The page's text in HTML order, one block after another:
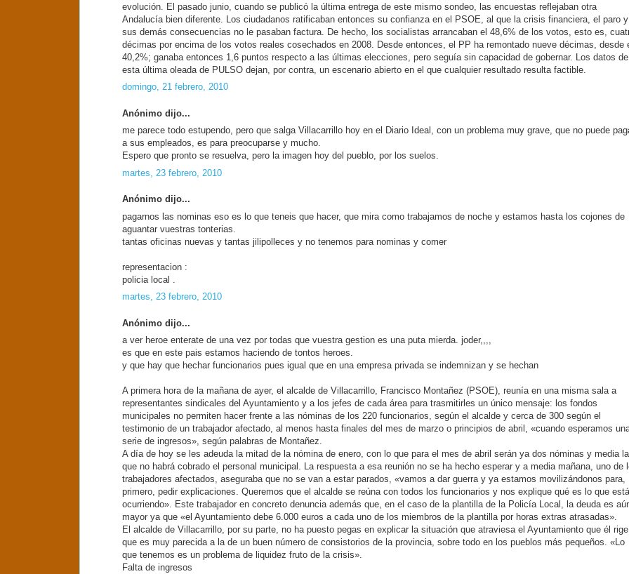
evolución. El pasado junio, cuando se publicó la última entrega de este mismo sondeo, las encuestas reflejaban otra
Andalucía bien diferente. Los ciudadanos ratificaban entonces su confianza en el PSOE, al que la crisis financiera, el paro y
sus demás consecuencias no le pasaban factura. De hecho, los socialistas arrancaban el 48,6% de los votos, esto es,
décimas por encima de los votos reales cosechados en 2008. Desde entonces, el PP ha remontado nueve décimas, desde
40,2%; ganaba entonces 1,6 puntos respecto a las últimas elecciones, pero seguía sin capacidad de gobernar. Los datos de
esta última oleada de PULSO dejan, por contra, un escenario abierto en el que cualquier resultado resulta factible.
domingo, 21 febrero, 2010
Anónimo dijo...
me parece todo estupendo, pero que salga Villacarrillo hoy en el Diario Ideal, con un problema muy grave, que no puede
a sus empleados, es para preocuparse y mucho.
Espero que pronto se resuelva, pero la imagen hoy del pueblo, por los suelos.
martes, 23 febrero, 2010
Anónimo dijo...
pagarnos las nominas eso es lo que teneis que hacer, que mira como trabajamos de noche y estamos hasta los cojones de
aguantar vuestras tonterias.
tantas oficinas nuevas y tantas jilipolleces y no tenemos para nominas y comer
representacion :
policia local .
martes, 23 febrero, 2010
Anónimo dijo...
a ver heroe enterate de una vez por todas que vuestra gestion es una puta mierda. joder,,,,
es que en este pais estamos haciendo de tontos heroes.
y que hay que hechar funcionarios pues igual que en una empresa privada se indemnizan y se hechan
A primera hora de la mañana de ayer, el alcalde de Villacarrillo, Francisco Montañez (PSOE), reunía en una misma sala a
representantes sindicales del Ayuntamiento y a los jefes de cada área para trasmitirles un único mensaje: los fondos
municipales no permiten hacer frente a las nóminas de los 220 funcionarios, según el alcalde y cerca de 300 según el
testimonio de un trabajador afectado, al menos hasta finales del mes de marzo o principios de abril, «cuando esperamos
serie de ingresos», según palabras de Montañez.
A día de hoy se les adeuda la mitad de la nómina de enero, con lo que para el mes de abril serán ya dos nóminas y media
que no habrá cobrado el personal municipal. La respuesta a esa reunión no se ha hecho esperar y a media mañana, uno de
trabajadores afectados, aseguraba que no se van a estar parados, «vamos a dar guerra y ya estamos movilizándonos para,
primero, pedir explicaciones. Queremos que el alcalde se reúna con todos los funcionarios y nos explique qué es lo que está
ocurriendo». Este trabajador en concreto denuncia además que, en el caso de la plantilla de la Policía Local, la deuda es
mayor ya que «el Ayuntamiento debe 6.000 euros a cada uno de los miembros de la plantilla por horas extras atrasadas».
El alcalde de Villacarrillo, por su parte, no ha puesto pegas en explicar la situación que atraviesa el Ayuntamiento que él
que es muy parecida a la de un buen número de consistorios de la provincia, sobre todo en los pueblos más pequeños. «Lo
que tenemos es un problema de liquidez fruto de la crisis».
Falta de ingresos